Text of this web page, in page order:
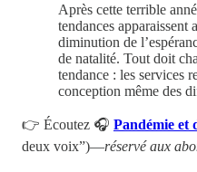
Après cette terrible
tendances apparaissent
diminution de
de natalité. Tout doit
tendance : les services
conception même des
👉 Écoutez 🎧 Pandémie et
deux voix”)—réservé aux